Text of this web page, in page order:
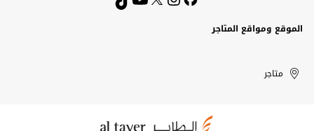
الموقع ومواقع المتاجر
United
Arab
Kuwait
الإمارات
العربية
الكويت
متاجر